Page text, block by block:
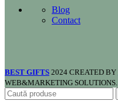
Blog
Contact
BEST GIFTS 2024 CREATED BY
WEB&MARKETING SOLUTIONS.